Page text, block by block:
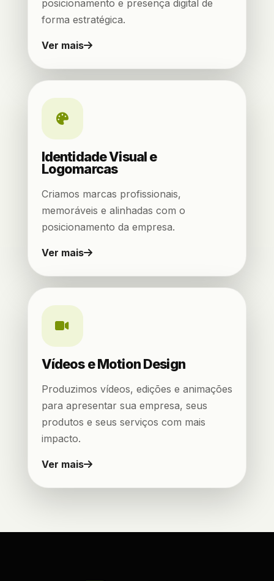
posicionamento e presença digital de
forma estratégica.
Ver mais
Identidade Visual e
Logomarcas
Criamos marcas profissionais,
memoráveis e alinhadas com o
posicionamento da empresa.
Ver mais
Vídeos e Motion Design
Produzimos vídeos, edições e animações
para apresentar sua empresa, seus
produtos e seus serviços com mais
impacto.
Ver mais